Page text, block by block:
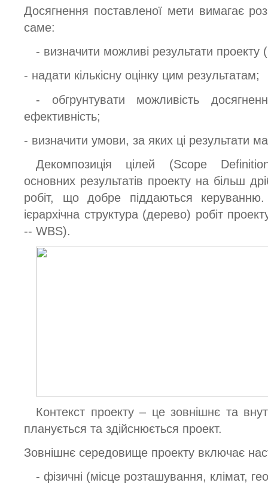
Досягнення поставленої мети вимагає
саме:
- визначити можливі результати проекту
- надати кількісну оцінку цим результатам;
- обгрунтувати можливість
ефективність;
- визначити умови, за яких ці результати
Декомпозиція цілей (Scope
основних результатів проекту на більш
робіт, що добре піддаються керуванню.
ієрархічна структура (дерево) робіт
-- WBS).
Контекст проекту – це зовнішнє та
планується та здійснюється проект.
Зовнішнє середовище проекту включає
- фізичні (місце розташування, клімат,